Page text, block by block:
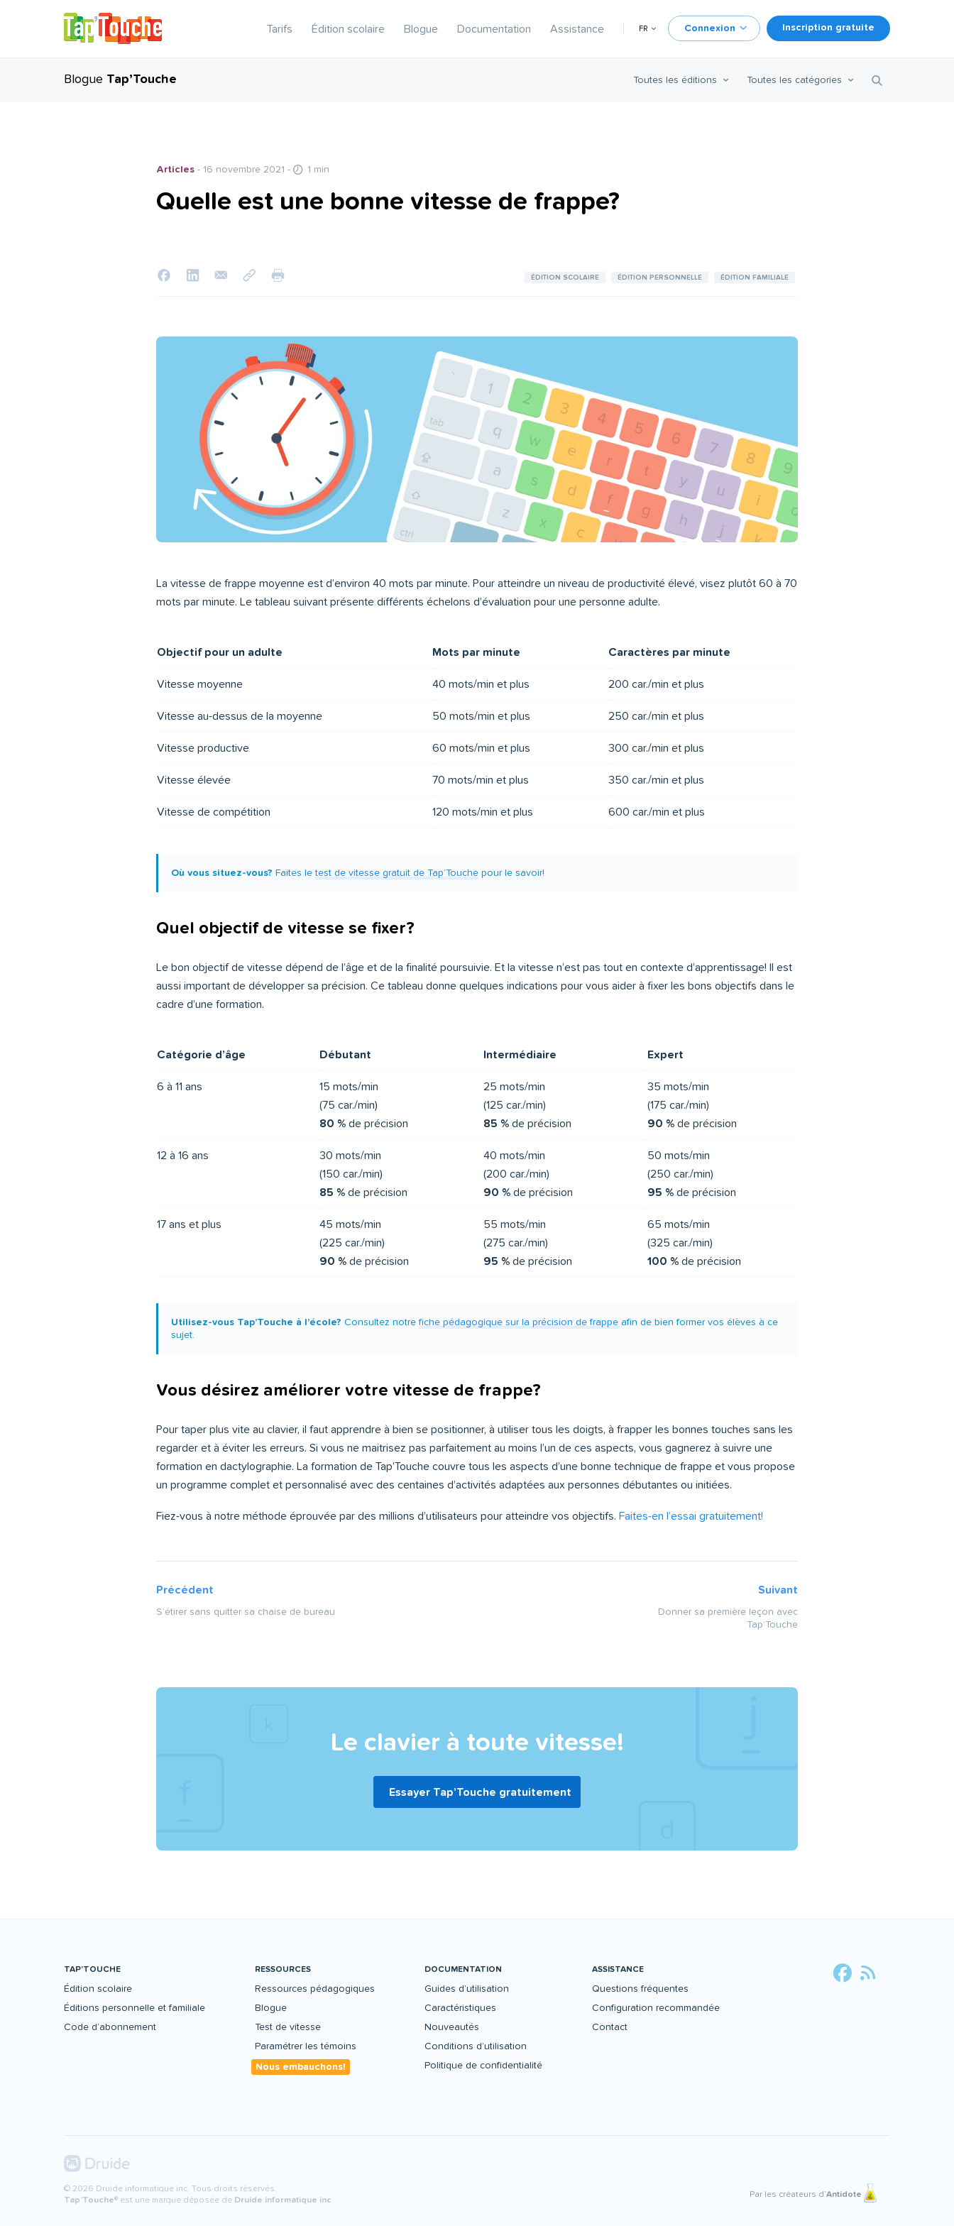
Tarifs Édition scolaire Blogue Documentation Assistance FR Connexion Inscription gratuite
Blogue Tap’Touche Toutes les éditions Toutes les catégories
Articles - 16 novembre 2021 - 1 min
Quelle est une bonne vitesse de frappe?
ÉDITION SCOLAIRE ÉDITION PERSONNELLE ÉDITION FAMILIALE
La vitesse de frappe moyenne est d’environ 40 mots par minute. Pour atteindre un niveau de productivité élevé, visez plutôt 60 à 70
mots par minute. Le tableau suivant présente différents échelons d’évaluation pour une personne adulte.
Objectif pour un adulte Mots par minute Caractères par minute
Vitesse moyenne 40 mots/min et plus 200 car./min et plus
Vitesse au-dessus de la moyenne 50 mots/min et plus 250 car./min et plus
Vitesse productive 60 mots/min et plus 300 car./min et plus
Vitesse élevée 70 mots/min et plus 350 car./min et plus
Vitesse de compétition 120 mots/min et plus 600 car./min et plus
Où vous situez-vous? Faites letest de vitesse gratuit de Tap’Touche pour le savoir!
Quel objectif de vitesse se fixer?
Le bon objectif de vitesse dépend de l’âge et de la finalité poursuivie. Et la vitesse n’est pas tout en contexte d’apprentissage! Il est
aussi important de développer sa précision. Ce tableau donne quelques indications pour vous aider à fixer les bons objectifs dans le
cadre d’une formation.
Catégorie d’âge Débutant Intermédiaire Expert
6 à 11 ans
15 mots/min
(75 car./min)
80 % de précision
25 mots/min
(125 car./min)
85 % de précision
35 mots/min
(175 car./min)
90 % de précision
12 à 16 ans
30 mots/min
(150 car./min)
85 % de précision
40 mots/min
(200 car./min)
90 % de précision
50 mots/min
(250 car./min)
95 % de précision
17 ans et plus
45 mots/min
(225 car./min)
90 % de précision
55 mots/min
(275 car./min)
95 % de précision
65 mots/min
(325 car./min)
100 % de précision
Utilisez-vous Tap’Touche à l’école? Consultez notrefiche pédagogique sur la précision de frappe afin de bien former vos élèves à ce
sujet.
Vous désirez améliorer votre vitesse de frappe?
Pour taper plus vite au clavier, il faut apprendre à bien se positionner, à utiliser tous les doigts, à frapper les bonnes touches sans les
regarder et à éviter les erreurs. Si vous ne maitrisez pas parfaitement au moins l’un de ces aspects, vous gagnerez à suivre une
formation en dactylographie. La formation de Tap’Touche couvre tous les aspects d’une bonne technique de frappe et vous propose
un programme complet et personnalisé avec des centaines d’activités adaptées aux personnes débutantes ou initiées.
Fiez-vous à notre méthode éprouvée par des millions d’utilisateurs pour atteindre vos objectifs. Faites-en l’essai gratuitement!
Précédent
S’étirer sans quitter sa chaise de bureau
Suivant
Donner sa première leçon avec
Tap’Touche
Le clavier à toute vitesse!
Essayer Tap’Touche gratuitement
TAP’TOUCHE
Édition scolaire
Éditions personnelle et familiale
Code d’abonnement
RESSOURCES
Ressources pédagogiques
Blogue
Test de vitesse
Paramétrer les témoins
Nous embauchons!
DOCUMENTATION
Guides d’utilisation
Caractéristiques
Nouveautés
Conditions d’utilisation
Politique de confidentialité
ASSISTANCE
Questions fréquentes
Configuration recommandée
Contact
© 2026 Druide informatique inc. Tous droits réservés.
Tap’Touche® est une marque déposée de Druide informatique inc.
Par les créateurs d’Antidote